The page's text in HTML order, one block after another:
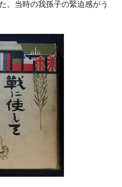
。当時の我孫子の緊迫感がう